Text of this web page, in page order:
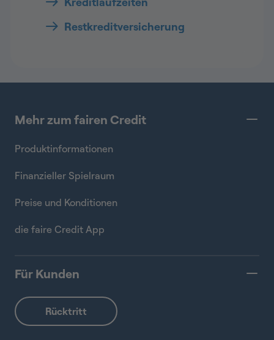
Restkreditversicherung
Mehr zum fairen Credit
Produktinformationen
Finanzieller Spielraum
Preise und Konditionen
die faire Credit App
Für Kunden